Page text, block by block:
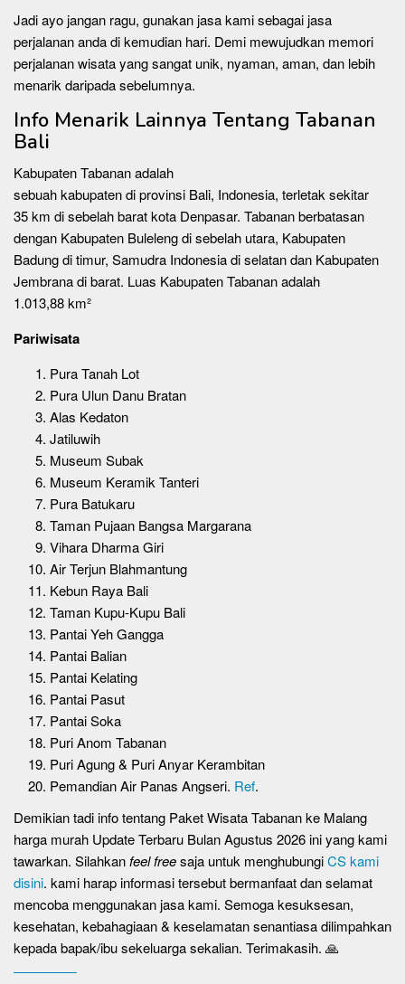
Jadi ayo jangan ragu, gunakan jasa kami sebagai jasa
perjalanan anda di kemudian hari. Demi mewujudkan memori
perjalanan wisata yang sangat unik, nyaman, aman, dan lebih
menarik daripada sebelumnya.
Info Menarik Lainnya Tentang Tabanan
Bali
Kabupaten Tabanan adalah
sebuah kabupaten di provinsi Bali, Indonesia, terletak sekitar
35 km di sebelah barat kota Denpasar. Tabanan berbatasan
dengan Kabupaten Buleleng di sebelah utara, Kabupaten
Badung di timur, Samudra Indonesia di selatan dan Kabupaten
Jembrana di barat. Luas Kabupaten Tabanan adalah
1.013,88 km²
Pariwisata
Pura Tanah Lot
Pura Ulun Danu Bratan
Alas Kedaton
Jatiluwih
Museum Subak
Museum Keramik Tanteri
Pura Batukaru
Taman Pujaan Bangsa Margarana
Vihara Dharma Giri
Air Terjun Blahmantung
Kebun Raya Bali
Taman Kupu-Kupu Bali
Pantai Yeh Gangga
Pantai Balian
Pantai Kelating
Pantai Pasut
Pantai Soka
Puri Anom Tabanan
Puri Agung & Puri Anyar Kerambitan
Pemandian Air Panas Angseri. Ref.
Demikian tadi info tentang Paket Wisata Tabanan ke Malang
harga murah Update Terbaru Bulan Agustus 2026 ini yang kami
tawarkan. Silahkanfeel freesaja untuk menghubungiCS kami
disini. kami harap informasi tersebut bermanfaat dan selamat
mencoba menggunakan jasa kami. Semoga kesuksesan,
kesehatan, kebahagiaan & keselamatan senantiasa dilimpahkan
kepada bapak/ibu sekeluarga sekalian. Terimakasih. 🙏